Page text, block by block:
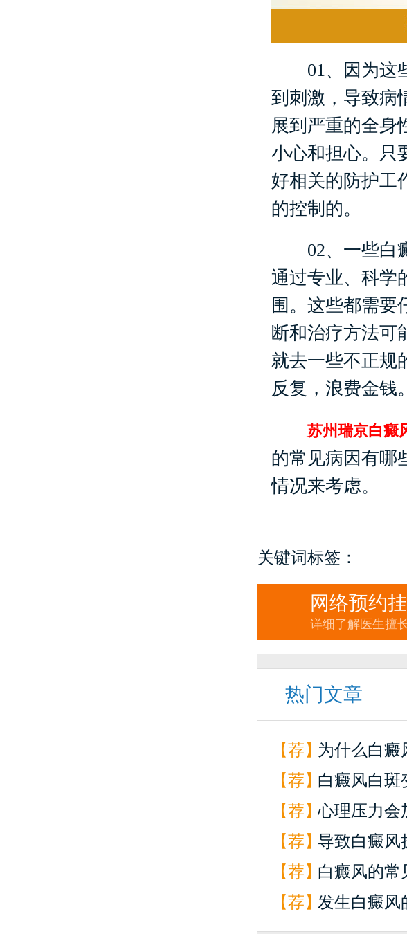
01、因为这些
到刺激，导致病
展到严重的全身
小心和担心。只
好相关的防护工
的控制的。
02、一些白癜
通过专业、科学
围。这些都需要
断和治疗方法可
就去一些不正规
反复，浪费金钱。
苏州瑞京白癜
的常见病因有哪
情况来考虑。
关键词标签：
网络预约
详细了解医生擅
热门文章
【荐】为什么白癜
【荐】白癜风白斑
【荐】心理压力会
【荐】导致白癜风
【荐】白癜风的常
【荐】发生白癜风